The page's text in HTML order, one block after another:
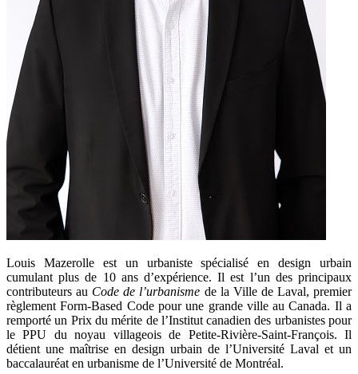
Louis Mazerolle est un urbaniste spécialisé en design urbain
cumulant plus de 10 ans d’expérience. Il est l’un des principaux
contributeurs au Code de l’urbanisme de la Ville de Laval, premier
règlement Form-Based Code pour une grande ville au Canada. Il a
remporté un Prix du mérite de l’Institut canadien des urbanistes pour
le PPU du noyau villageois de Petite-Rivière-Saint-François. Il
détient une maîtrise en design urbain de l’Université Laval et un
baccalauréat en urbanisme de l’Université de Montréal.